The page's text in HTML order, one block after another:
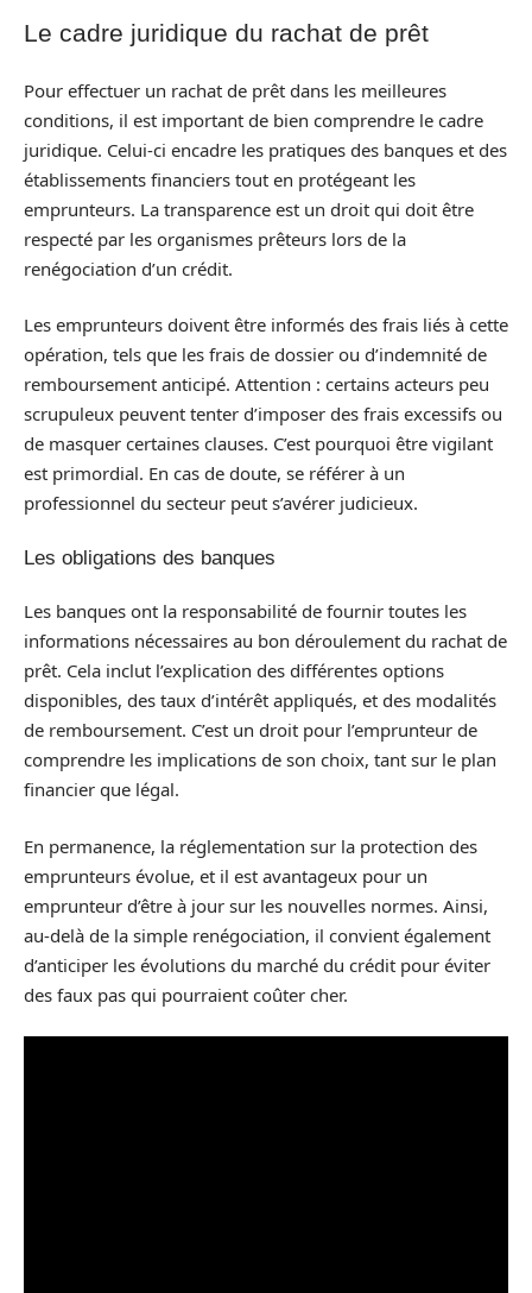
Le cadre juridique du rachat de prêt
Pour effectuer un rachat de prêt dans les meilleures
conditions, il est important de bien comprendre le cadre
juridique. Celui-ci encadre les pratiques des banques et des
établissements financiers tout en protégeant les
emprunteurs. La transparence est un droit qui doit être
respecté par les organismes prêteurs lors de la
renégociation d’un crédit.
Les emprunteurs doivent être informés des frais liés à cette
opération, tels que les frais de dossier ou d’indemnité de
remboursement anticipé. Attention : certains acteurs peu
scrupuleux peuvent tenter d’imposer des frais excessifs ou
de masquer certaines clauses. C’est pourquoi être vigilant
est primordial. En cas de doute, se référer à un
professionnel du secteur peut s’avérer judicieux.
Les obligations des banques
Les banques ont la responsabilité de fournir toutes les
informations nécessaires au bon déroulement du rachat de
prêt. Cela inclut l’explication des différentes options
disponibles, des taux d’intérêt appliqués, et des modalités
de remboursement. C’est un droit pour l’emprunteur de
comprendre les implications de son choix, tant sur le plan
financier que légal.
En permanence, la réglementation sur la protection des
emprunteurs évolue, et il est avantageux pour un
emprunteur d’être à jour sur les nouvelles normes. Ainsi,
au-delà de la simple renégociation, il convient également
d’anticiper les évolutions du marché du crédit pour éviter
des faux pas qui pourraient coûter cher.